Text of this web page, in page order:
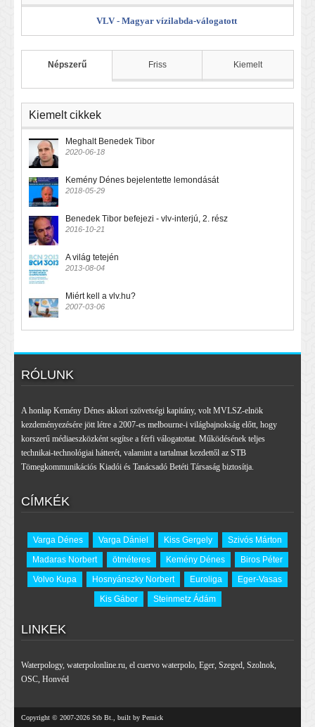
VLV - Magyar vízilabda-válogatott
Népszerű Friss Kiemelt
Kiemelt cikkek
Meghalt Benedek Tibor
2020-06-18
Kemény Dénes bejelentette lemondását
2018-05-29
Benedek Tibor befejezi - vlv-interjú, 2. rész
2016-10-21
A világ tetején
2013-08-04
Miért kell a vlv.hu?
2007-03-06
RÓLUNK
A honlap Kemény Dénes akkori szövetségi kapitány, volt MVLSZ-elnök
kezdeményezésére jött létre a 2007-es melbourne-i világbajnokság előtt, hogy
korszerű médiaeszközként segítse a férfi válogatottat. Működésének teljes
technikai-technológiai hátterét, valamint a tartalmat kezdettől az STB
Tömegkommunikációs Kiadói és Tanácsadó Betéti Társaság biztosítja.
CÍMKÉK
Varga Dénes Varga Dániel Kiss Gergely
Szivós Márton
Madaras Norbert
ötméteres Kemény Dénes
Biros Péter
Volvo Kupa
Hosnyánszky Norbert Euroliga
Eger-Vasas
Kis Gábor
Steinmetz Ádám
LINKEK
Waterpology, waterpolonline.ru, el cuervo waterpolo, Eger, Szeged, Szolnok,
OSC, Honvéd
Copyright © 2007-2026 Stb Bt., built by Pernick